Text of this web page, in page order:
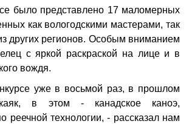
было представлено 17 маломерных
как вологодскими мастерами, так
других регионов. Особым вниманием
с яркой раскраской на лице и в
вождя.
уже в восьмой раз, в прошлом
в этом - канадское каноэ,
реечной технологии, - рассказал нам